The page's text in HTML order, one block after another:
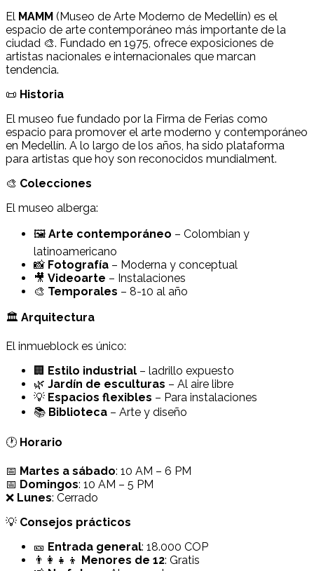
El MAMM (Museo de Arte Moderno de Medellín) es el
espacio de arte contemporáneo más importante de la
ciudad 🎨. Fundado en 1975, ofrece exposiciones de
artistas nacionales e internacionales que marcan
tendencia.
📜 Historia
El museo fue fundado por la Firma de Ferias como
espacio para promover el arte moderno y contemporáneo
en Medellín. A lo largo de los años, ha sido plataforma
para artistas que hoy son reconocidos mundialment.
🎨 Colecciones
El museo alberga:
🖼️ Arte contemporáneo – Colombian y
latinoamericano
📸 Fotografía – Moderna y conceptual
🎥 Videoarte – Instalaciones
🎨 Temporales – 8-10 al año
🏛️ Arquitectura
El inmueblock es único:
🏢 Estilo industrial – ladrillo expuesto
🌿 Jardín de esculturas – Al aire libre
💡 Espacios flexibles – Para instalaciones
📚 Biblioteca – Arte y diseño
🕐 Horario
📅 Martes a sábado: 10 AM – 6 PM
📅 Domingos: 10 AM – 5 PM
❌ Lunes: Cerrado
💡 Consejos prácticos
🎫 Entrada general: 18.000 COP
👨‍👩‍👧‍👦
Menores de 12: Gratis